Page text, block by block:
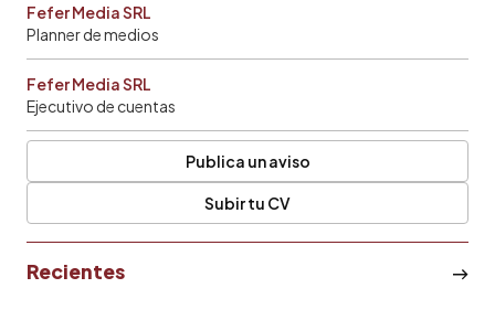
Fefer Media SRL
Planner de medios
Fefer Media SRL
Ejecutivo de cuentas
Publica un aviso
Subir tu CV
Recientes